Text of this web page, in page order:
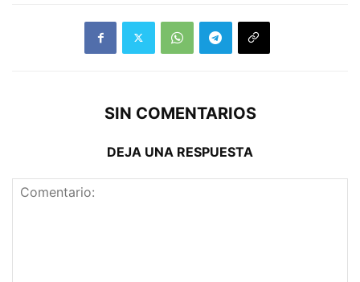
SIN COMENTARIOS
DEJA UNA RESPUESTA